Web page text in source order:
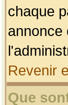
chaque
annonce
Revenir
Que